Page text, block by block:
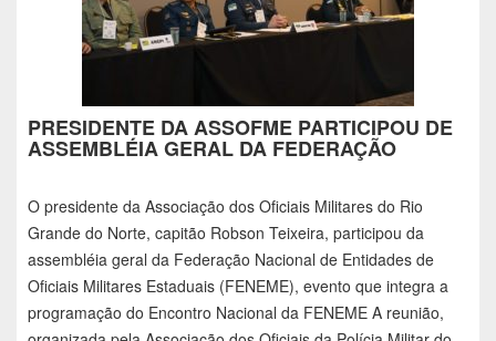
PRESIDENTE DA ASSOFME PARTICIPOU DE
ASSEMBLÉIA GERAL DA FEDERAÇÃO
O presidente da Associação dos Oficiais Militares do Rio
Grande do Norte, capitão Robson Teixeira, participou da
assembléia geral da Federação Nacional de Entidades de
Oficiais Militares Estaduais (FENEME), evento que integra a
programação do Encontro Nacional da FENEME A reunião,